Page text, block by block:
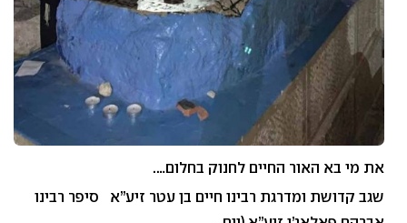
את מי בא האור החיים לחנוק בחלום….
שגב קדושת ומדרגת רבינו חיים בן עטר זיע”א סיפר רבינו